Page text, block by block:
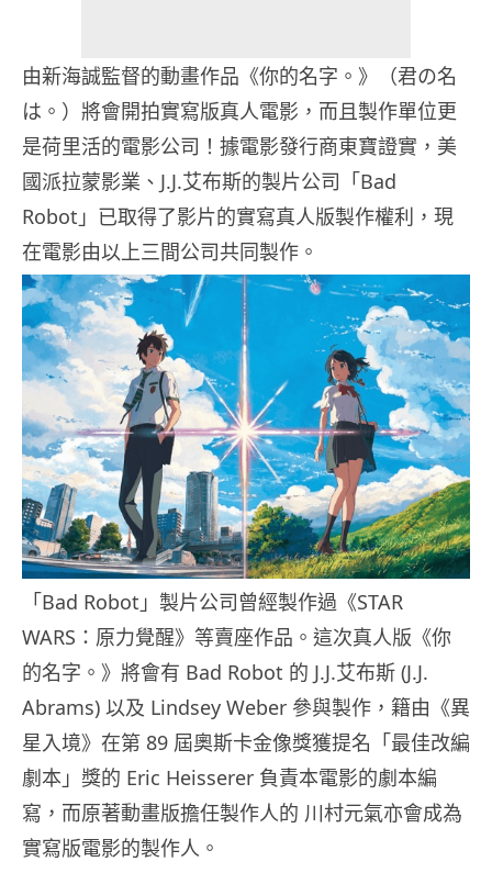
由新海誠監督的動畫作品《你的名字。》（君の名
は。）將會開拍實寫版真人電影，而且製作單位更
是荷里活的電影公司！據電影發行商東寶證實，美
國派拉蒙影業、J.J.艾布斯的製片公司「Bad
Robot」已取得了影片的實寫真人版製作權利，現
在電影由以上三間公司共同製作。
「Bad Robot」製片公司曾經製作過《STAR
WARS：原力覺醒》等賣座作品。這次真人版《你
的名字。》將會有 Bad Robot 的 J.J.艾布斯 (J.J.
Abrams) 以及 Lindsey Weber 參與製作，籍由《異
星入境》在第 89 屆奧斯卡金像獎獲提名「最佳改編
劇本」獎的 Eric Heisserer 負責本電影的劇本編
寫，而原著動畫版擔任製作人的 川村元氣亦會成為
實寫版電影的製作人。